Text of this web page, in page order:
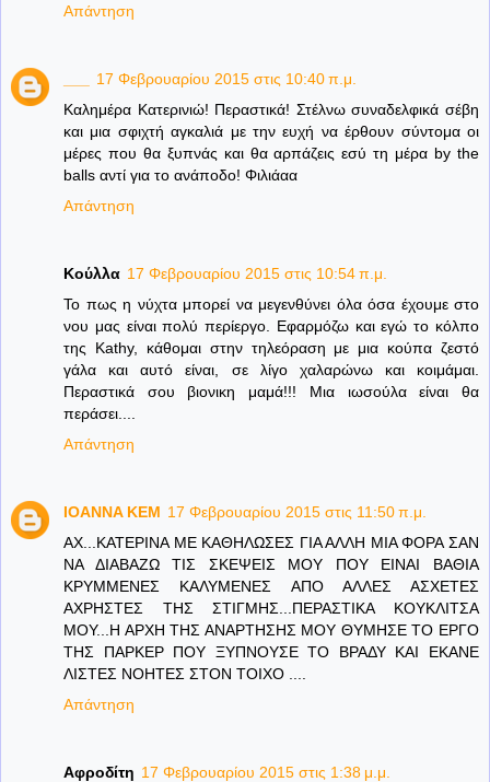
Απάντηση
17 Φεβρουαρίου 2015 στις 10:40 π.μ.
Καλημέρα Κατερινιώ! Περαστικά! Στέλνω συναδελφικά σέβη
και μια σφιχτή αγκαλιά με την ευχή να έρθουν σύντομα οι
μέρες που θα ξυπνάς και θα αρπάζεις εσύ τη μέρα by the
balls αντί για το ανάποδο! Φιλιάαα
Απάντηση
Κούλλα 17 Φεβρουαρίου 2015 στις 10:54 π.μ.
Το πως η νύχτα μπορεί να μεγενθύνει όλα όσα έχουμε στο
νου μας είναι πολύ περίεργο. Εφαρμόζω και εγώ το κόλπο
της Kathy, κάθομαι στην τηλεόραση με μια κούπα ζεστό
γάλα και αυτό είναι, σε λίγο χαλαρώνω και κοιμάμαι.
Περαστικά σου βιονικη μαμά!!! Μια ιωσούλα είναι θα
περάσει....
Απάντηση
IOANNA KEM 17 Φεβρουαρίου 2015 στις 11:50 π.μ.
AX...KATEΡΙΝΑ ΜΕ ΚΑΘΗΛΩΣΕΣ ΓΙΑ ΑΛΛΗ ΜΙΑ ΦΟΡΑ ΣΑΝ
ΝΑ ΔΙΑΒΑΖΩ ΤΙΣ ΣΚΕΨΕΙΣ ΜΟΥ ΠΟΥ ΕΙΝΑΙ ΒΑΘΙΑ
ΚΡΥΜΜΕΝΕΣ ΚΑΛΥΜΕΝΕΣ ΑΠΟ ΑΛΛΕΣ ΑΣΧΕΤΕΣ
ΑΧΡΗΣΤΕΣ ΤΗΣ ΣΤΙΓΜΗΣ...ΠΕΡΑΣΤΙΚΑ ΚΟΥΚΛΙΤΣΑ
ΜΟΥ...Η ΑΡΧΗ ΤΗΣ ΑΝΑΡΤΗΣΗΣ ΜΟΥ ΘΥΜΗΣΕ ΤΟ ΕΡΓΟ
ΤΗΣ ΠΑΡΚΕΡ ΠΟΥ ΞΥΠΝΟΥΣΕ ΤΟ ΒΡΑΔΥ ΚΑΙ ΕΚΑΝΕ
ΛΙΣΤΕΣ ΝΟΗΤΕΣ ΣΤΟΝ ΤΟΙΧΟ ....
Απάντηση
Αφροδίτη 17 Φεβρουαρίου 2015 στις 1:38 μ.μ.